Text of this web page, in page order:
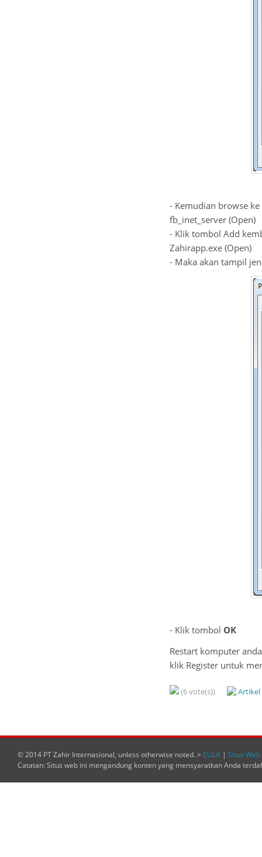
- Kemudian browse
fb_inet_server (Open)
- Klik tombol Add
Zahirapp.exe (Open)
- Maka akan tampil
- Klik tombol OK
Restart komputer
klik Register untuk
(6 vote(s))
© 2014 PT Zahir Internasional, unless otherwise noted. > EULA | Situs
Catatan: Situs web ini mengandung konten yang mensyaratkan Anda